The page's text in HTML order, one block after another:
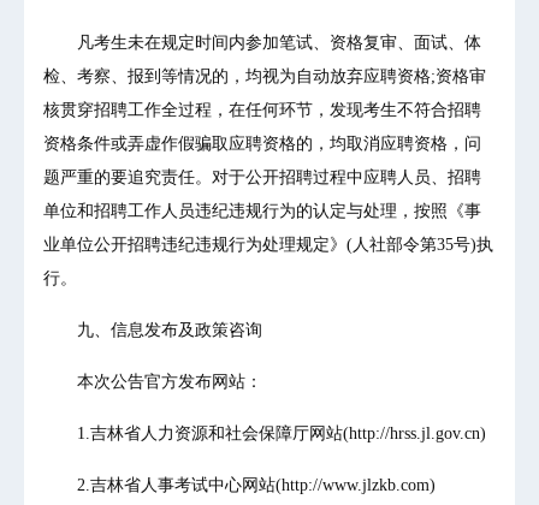
凡考生未在规定时间内参加笔试、资格复审、面试、体
检、考察、报到等情况的，均视为自动放弃应聘资格;资格审
核贯穿招聘工作全过程，在任何环节，发现考生不符合招聘
资格条件或弄虚作假骗取应聘资格的，均取消应聘资格，问
题严重的要追究责任。对于公开招聘过程中应聘人员、招聘
单位和招聘工作人员违纪违规行为的认定与处理，按照《事
业单位公开招聘违纪违规行为处理规定》(人社部令第35号)执
行。
九、信息发布及政策咨询
本次公告官方发布网站：
1.吉林省人力资源和社会保障厅网站(http://hrss.jl.gov.cn)
2.吉林省人事考试中心网站(http://www.jlzkb.com)